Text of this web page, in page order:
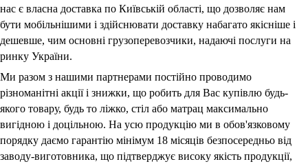
нас є власна доставка по Київській області, що дозволяє нам
бути мобільнішими і здійснювати доставку набагато якісніше і
дешевше, чим основні грузоперевозчики, надаючі послуги на
ринку України.
Ми разом з нашими партнерами постійно проводимо
різноманітні акції і знижки, що робить для Вас купівлю будь-
якого товару, будь то ліжко, стіл або матрац максимально
вигідною і доцільною. На усю продукцію ми в обов'язковому
порядку даємо гарантію мінімум 18 місяців безпосередньо від
заводу-виготовника, що підтверджує високу якість продукції,